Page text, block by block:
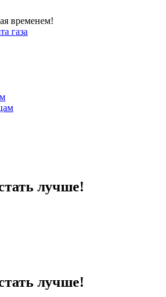
временем!
газа
лучше!
лучше!